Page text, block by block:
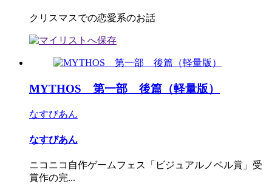
クリスマスでの恋愛系のお話
MYTHOS 第一部 後篇（軽量版）
なすびあん
なすびあん
ニコニコ自作ゲームフェス「ビジュアルノベル賞」受
賞作の完...